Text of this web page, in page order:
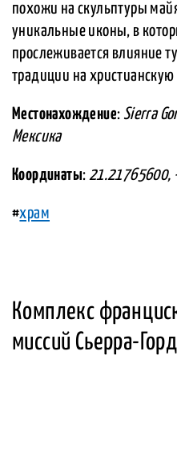
похожи на скульптуры
уникальные иконы, в
прослеживается влияние
традиции на
Местонахождение: Sierra
Мексика
Координаты: 21.21765600,
#храм
Комплекс
миссий Сьерра-